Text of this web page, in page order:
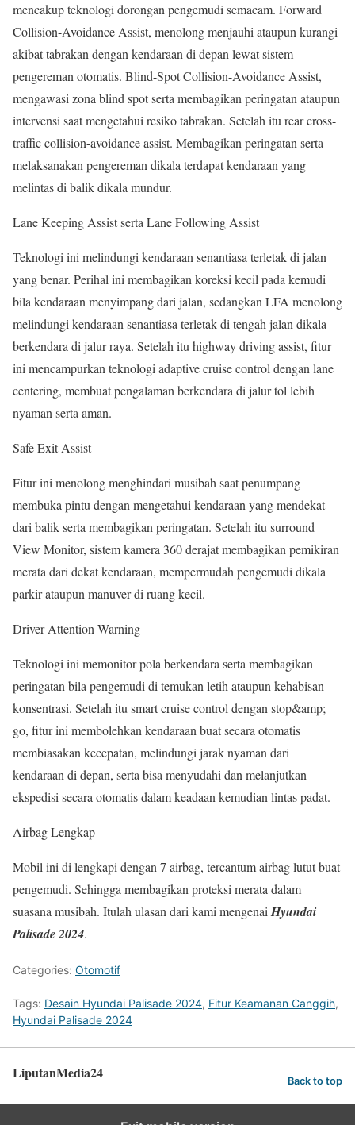
mencakup teknologi dorongan pengemudi semacam. Forward
Collision-Avoidance Assist, menolong menjauhi ataupun kurangi
akibat tabrakan dengan kendaraan di depan lewat sistem
pengereman otomatis. Blind-Spot Collision-Avoidance Assist,
mengawasi zona blind spot serta membagikan peringatan ataupun
intervensi saat mengetahui resiko tabrakan. Setelah itu rear cross-
traffic collision-avoidance assist. Membagikan peringatan serta
melaksanakan pengereman dikala terdapat kendaraan yang
melintas di balik dikala mundur.
Lane Keeping Assist serta Lane Following Assist
Teknologi ini melindungi kendaraan senantiasa terletak di jalan
yang benar. Perihal ini membagikan koreksi kecil pada kemudi
bila kendaraan menyimpang dari jalan, sedangkan LFA menolong
melindungi kendaraan senantiasa terletak di tengah jalan dikala
berkendara di jalur raya. Setelah itu highway driving assist, fitur
ini mencampurkan teknologi adaptive cruise control dengan lane
centering, membuat pengalaman berkendara di jalur tol lebih
nyaman serta aman.
Safe Exit Assist
Fitur ini menolong menghindari musibah saat penumpang
membuka pintu dengan mengetahui kendaraan yang mendekat
dari balik serta membagikan peringatan. Setelah itu surround
View Monitor, sistem kamera 360 derajat membagikan pemikiran
merata dari dekat kendaraan, mempermudah pengemudi dikala
parkir ataupun manuver di ruang kecil.
Driver Attention Warning
Teknologi ini memonitor pola berkendara serta membagikan
peringatan bila pengemudi di temukan letih ataupun kehabisan
konsentrasi. Setelah itu smart cruise control dengan stop&amp;
go, fitur ini membolehkan kendaraan buat secara otomatis
membiasakan kecepatan, melindungi jarak nyaman dari
kendaraan di depan, serta bisa menyudahi dan melanjutkan
ekspedisi secara otomatis dalam keadaan kemudian lintas padat.
Airbag Lengkap
Mobil ini di lengkapi dengan 7 airbag, tercantum airbag lutut buat
pengemudi. Sehingga membagikan proteksi merata dalam
suasana musibah. Itulah ulasan dari kami mengenai Hyundai
Palisade 2024.
Categories: Otomotif
Tags: Desain Hyundai Palisade 2024, Fitur Keamanan Canggih,
Hyundai Palisade 2024
LiputanMedia24 Back to top